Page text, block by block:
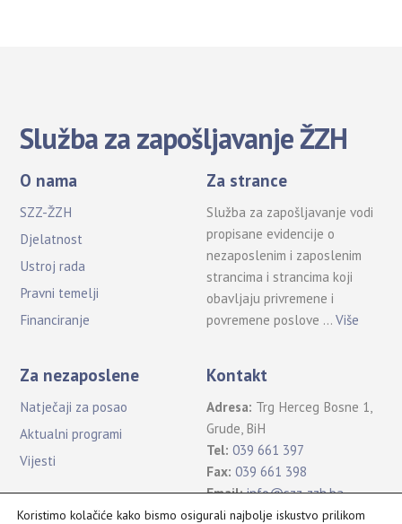
Služba za zapošljavanje ŽZH
O nama
SZZ-ŽZH
Djelatnost
Ustroj rada
Pravni temelji
Financiranje
Za strance
Služba za zapošljavanje vodi
propisane evidencije o
nezaposlenim i zaposlenim
strancima i strancima koji
obavljaju privremene i
povremene poslove …Više
Za nezaposlene
Natječaji za posao
Aktualni programi
Vijesti
Kontakt
Adresa: Trg Herceg Bosne 1,
Grude, BiH
Tel: 039 661 397
Fax: 039 661 398
Email: info@szz-zzh.ba
Koristimo kolačiće kako bismo osigurali najbolje iskustvo prilikom